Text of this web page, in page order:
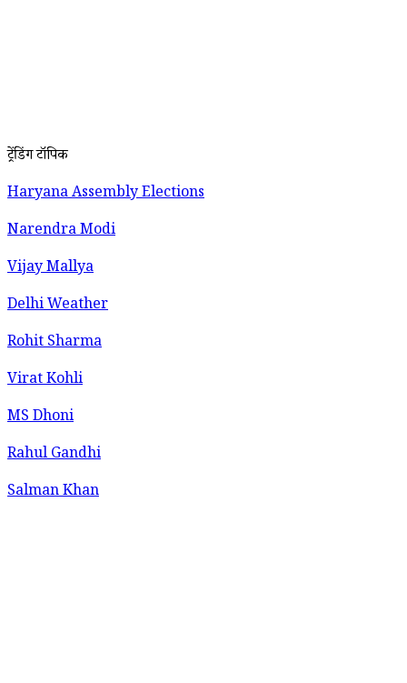
ट्रेंडिंग टॉपिक
Haryana Assembly Elections
Narendra Modi
Vijay Mallya
Delhi Weather
Rohit Sharma
Virat Kohli
MS Dhoni
Rahul Gandhi
Salman Khan